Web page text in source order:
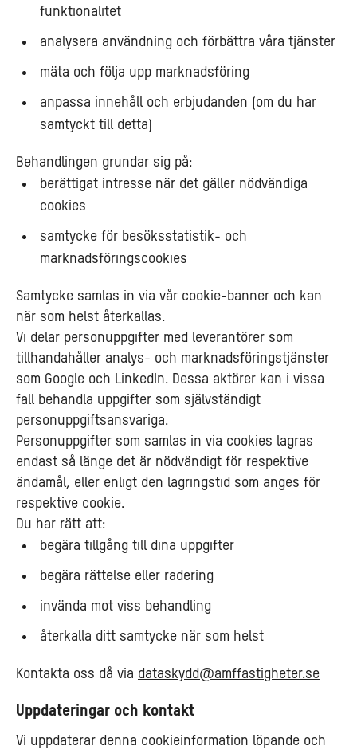
funktionalitet
analysera användning och förbättra våra tjänster
mäta och följa upp marknadsföring
anpassa innehåll och erbjudanden (om du har
samtyckt till detta)
Behandlingen grundar sig på:
berättigat intresse när det gäller nödvändiga
cookies
samtycke för besöksstatistik- och
marknadsföringscookies
Samtycke samlas in via vår cookie-banner och kan
när som helst återkallas.
Vi delar personuppgifter med leverantörer som
tillhandahåller analys- och marknadsföringstjänster
som Google och LinkedIn. Dessa aktörer kan i vissa
fall behandla uppgifter som självständigt
personuppgiftsansvariga.
Personuppgifter som samlas in via cookies lagras
endast så länge det är nödvändigt för respektive
ändamål, eller enligt den lagringstid som anges för
respektive cookie.
Du har rätt att:
begära tillgång till dina uppgifter
begära rättelse eller radering
invända mot viss behandling
återkalla ditt samtycke när som helst
Kontakta oss då via dataskydd@amffastigheter.se
Uppdateringar och kontakt
Vi uppdaterar denna cookieinformation löpande och